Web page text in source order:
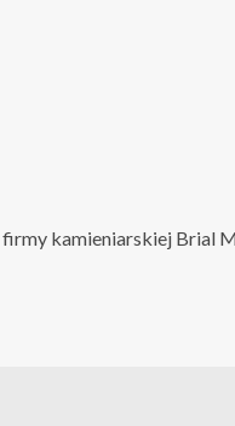
kamieniarskiej Brial